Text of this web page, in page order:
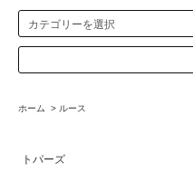
ホーム > ルース
トパーズ